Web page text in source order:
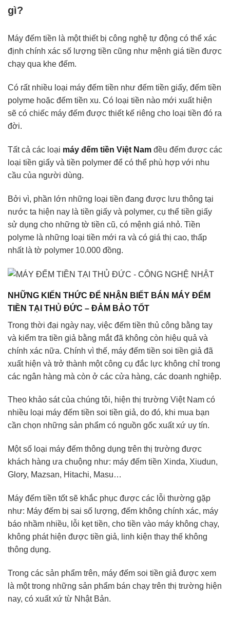
gì?
Máy đếm tiền là một thiết bị công nghệ tự động có thể xác
định chính xác số lượng tiền cũng như mệnh giá tiền được
chạy qua khe đếm.
Có rất nhiều loại máy đếm tiền như đếm tiền giấy, đếm tiền
polyme hoặc đếm tiền xu. Có loại tiền nào mới xuất hiện
sẽ có chiếc máy đếm được thiết kế riêng cho loại tiền đó ra
đời.
Tất cả các loại máy đếm tiền Việt Nam đều đếm được các
loại tiền giấy và tiền polymer để có thể phù hợp với nhu
cầu của người dùng.
Bởi vì, phần lớn những loại tiền đang được lưu thông tại
nước ta hiện nay là tiền giấy và polymer, cụ thể tiền giấy
sử dụng cho những tờ tiền cũ, có mệnh giá nhỏ. Tiền
polyme là những loại tiền mới ra và có giá thị cao, thấp
nhất là tờ polymer 10.000 đồng.
NHỮNG KIẾN THỨC ĐỂ NHẬN BIẾT BÁN MÁY ĐẾM
TIỀN TẠI THỦ ĐỨC – ĐẢM BẢO TỐT
Trong thời đại ngày nay, việc đếm tiền thủ công bằng tay
và kiểm tra tiền giả bằng mắt đã không còn hiệu quả và
chính xác nữa. Chính vì thế, máy đếm tiền soi tiền giả đã
xuất hiện và trở thành một công cụ đắc lực không chỉ trong
các ngân hàng mà còn ở các cửa hàng, các doanh nghiệp.
Theo khảo sát của chúng tôi, hiện thị trường Việt Nam có
nhiều loại máy đếm tiền soi tiền giả, do đó, khi mua bạn
cần chọn những sản phẩm có nguồn gốc xuất xứ uy tín.
Một số loại máy đếm thông dụng trên thị trường được
khách hàng ưa chuộng như: máy đếm tiền Xinda, Xiudun,
Glory, Mazsan, Hitachi, Masu…
Máy đếm tiền tốt sẽ khắc phục được các lỗi thường gặp
như: Máy đếm bị sai số lượng, đếm không chính xác, máy
báo nhầm nhiều, lỗi kẹt tiền, cho tiền vào máy không chạy,
không phát hiện được tiền giả, linh kiện thay thế không
thông dụng.
Trong các sản phẩm trên, máy đếm soi tiền giả được xem
là một trong những sản phẩm bán chạy trên thị trường hiện
nay, có xuất xứ từ Nhật Bản.